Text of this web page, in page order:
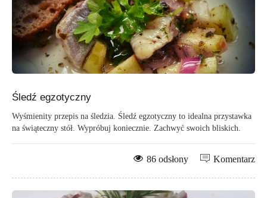
Śledź egzotyczny
Wyśmienity przepis na śledzia. Śledź egzotyczny to idealna przystawka
na świąteczny stół. Wypróbuj koniecznie. Zachwyć swoich bliskich.
Komentarz
86 odsłony